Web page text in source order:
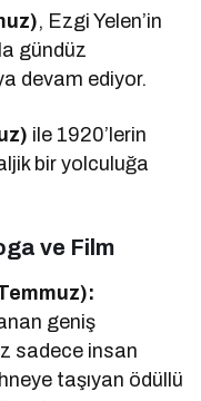
, Ezgi Yelen’in
gündüz
devam ediyor.
ile 1920’lerin
bir yolculuğa
ve Film
geniş
sadece insan
taşıyan ödüllü